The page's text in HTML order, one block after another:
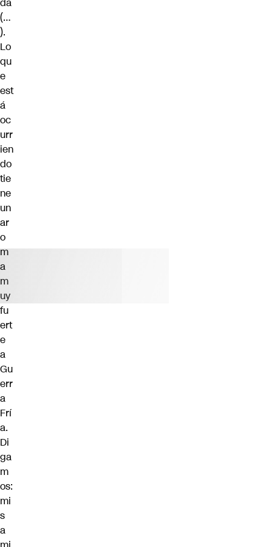
(…
).
Lo
qu
e
est
á
oc
urr
ien
do
tie
ne
un
ar
o
m
a
m
uy
fu
ert
e
a
Gu
err
a
Frí
a.
Di
ga
m
os:
mi
s
a